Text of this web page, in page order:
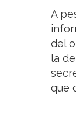
A
del
la
que